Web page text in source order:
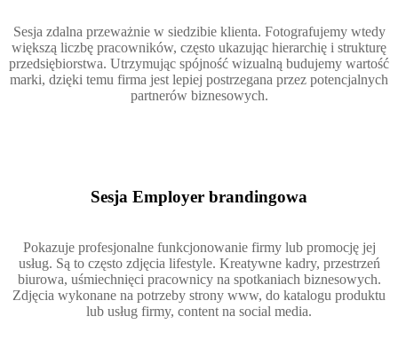
Sesja zdalna przeważnie w siedzibie klienta. Fotografujemy wtedy
większą liczbę pracowników, często ukazując hierarchię i strukturę
przedsiębiorstwa. Utrzymując spójność wizualną budujemy wartość
marki, dzięki temu firma jest lepiej postrzegana przez potencjalnych
partnerów biznesowych.
Sesja Employer brandingowa
Pokazuje profesjonalne funkcjonowanie firmy lub promocję jej
usług. Są to często zdjęcia lifestyle. Kreatywne kadry, przestrzeń
biurowa, uśmiechnięci pracownicy na spotkaniach biznesowych.
Zdjęcia wykonane na potrzeby strony www, do katalogu produktu
lub usług firmy, content na social media.